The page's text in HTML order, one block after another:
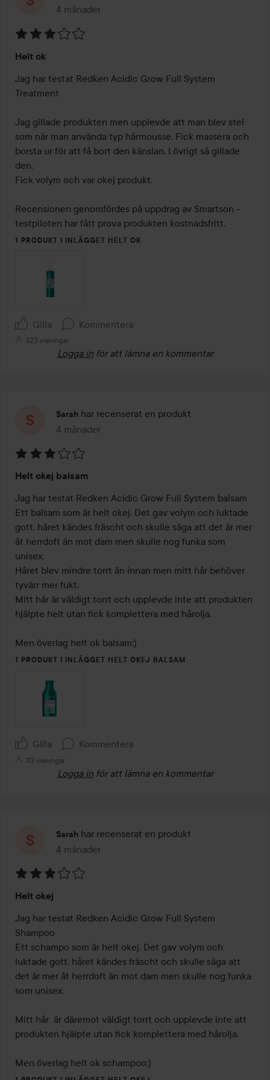
4 månader
Inlägget skapades 4 månader
3
av
5
Helt ok
Jag har testat Redken Acidic Grow Full System
Treatment
Jag gillade produkten men upplevde att man blev stel
som när man använda typ hårmousse. Fick massera och
borsta ur för att få bort den känslan. I övrigt så gillade
den.
Fick volym och var okej produkt.
Recensionen genomfördes på uppdrag av Smartson -
testpiloten har fått prova produkten kostnadsfritt.
1 PRODUKT I INLÄGGET HELT OK
Gilla Kommentera
323 visningar
Logga in för att lämna en kommentar
Sarah har recenserat en produkt
4 månader
Inlägget skapades 4 månader
3
av
5
Helt okej balsam
Jag har testat Redken Acidic Grow Full System balsam
Ett balsam som är helt okej. Det gav volym och luktade
gott, håret kändes fräscht och skulle säga att det är mer
åt herrdoft än mot dam men skulle nog funka som
unisex.
Håret blev mindre torrt än innan men mitt hår behöver
tyvärr mer fukt.
Mitt hår är väldigt torrt och upplevde inte att produkten
hjälpte helt utan fick komplettera med hårolja.
Men överlag helt ok balsam:)
1 PRODUKT I INLÄGGET HELT OKEJ BALSAM
Gilla Kommentera
113 visningar
Logga in för att lämna en kommentar
Sarah har recenserat en produkt
4 månader
Inlägget skapades 4 månader
3
av
5
Helt okej
Jag har testat Redken Acidic Grow Full System
Shampoo
Ett schampo som är helt okej. Det gav volym och
luktade gott, håret kändes fräscht och skulle säga att
det är mer åt herrdoft än mot dam men skulle nog funka
som unisex.
Mitt hår  är däremot väldigt torrt och upplevde inte att
produkten hjälpte utan fick komplettera med hårolja.
Men överlag helt ok schampoo:)